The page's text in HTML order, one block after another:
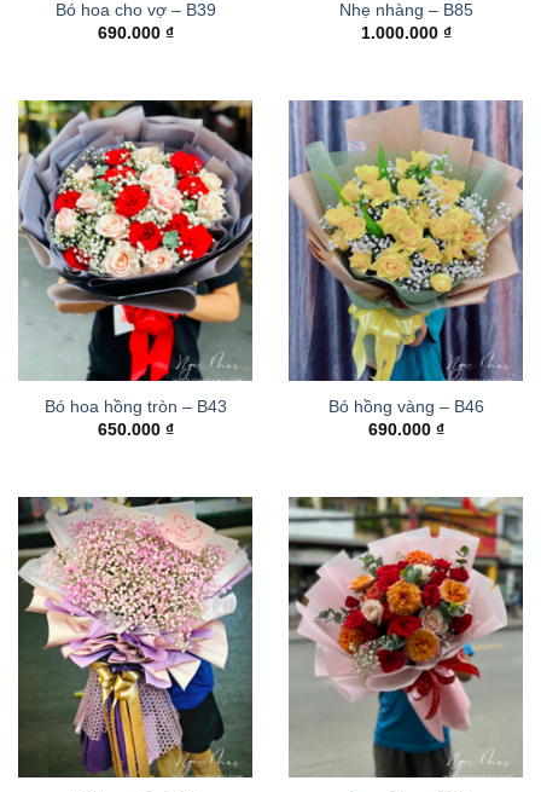
Bó hoa cho vợ – B39
690.000 ₫
Nhẹ nhàng – B85
1.000.000 ₫
Bó hoa hồng tròn – B43
650.000 ₫
Bó hồng vàng – B46
690.000 ₫